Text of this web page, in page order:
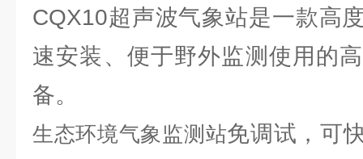
CQX10超声波气象站是一款高
速安装、便于野外监测使用的
备。
生态环境气象监测站免调试，可